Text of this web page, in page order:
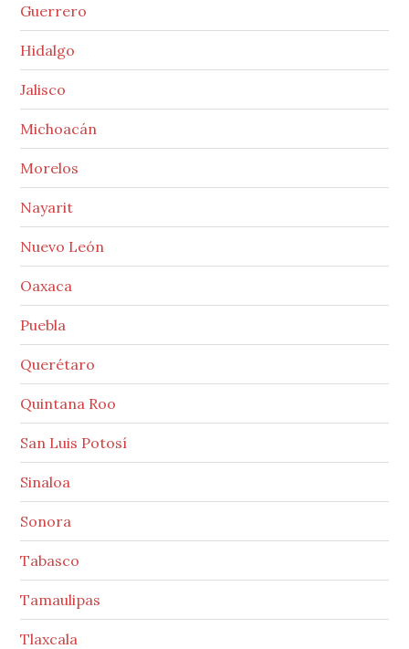
Guerrero
Hidalgo
Jalisco
Michoacán
Morelos
Nayarit
Nuevo León
Oaxaca
Puebla
Querétaro
Quintana Roo
San Luis Potosí
Sinaloa
Sonora
Tabasco
Tamaulipas
Tlaxcala